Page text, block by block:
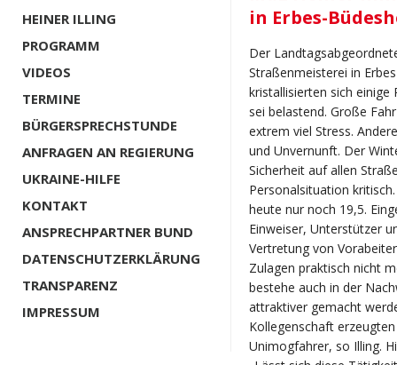
HEINER ILLING
PROGRAMM
VIDEOS
TERMINE
BÜRGERSPRECHSTUNDE
ANFRAGEN AN REGIERUNG
UKRAINE-HILFE
KONTAKT
ANSPRECHPARTNER BUND
DATENSCHUTZERKLÄRUNG
TRANSPARENZ
IMPRESSUM
in Erbes-
Der
Straßenmeisterei in
kristallisierten sich einige
sei belastend. Große
extrem viel Stress.
und Unvernunft. Der
Sicherheit auf allen
Personalsituation
heute nur noch 19,5.
Einweiser, Unterstützer
Vertretung von
Zulagen praktisch nicht
bestehe auch in der
attraktiver gemacht
Kollegenschaft
Unimogfahrer, so Illing.